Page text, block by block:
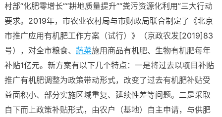
村部“化肥零增长”“耕地质量提升”“粪污资源化利用”三大行动
要求。2019年，市农业农村局与市财政局联合制定了《北京
市推广应用有机肥工作方案（试行）》（京政农发[2019]83
号），对全市粮食、 蔬菜施用商品有机肥、生物有机肥每年
补贴1亿元。新方案有以下几个特点：一是将过去以项目补贴
推广有机肥调整为政策带动形式，改变了过去有机肥补贴受
益面积小、部分实施区域重复、延续性差等问题。二是采取
自下而上政策补贴形式，由农户（基地）自主申请，与供肥